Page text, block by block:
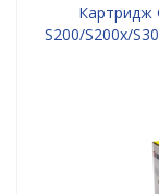
Картридж
S200/S200x/